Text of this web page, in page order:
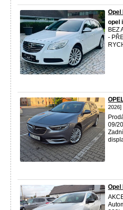
Opel
opel
BEZ
-
2026]
09/
Opel